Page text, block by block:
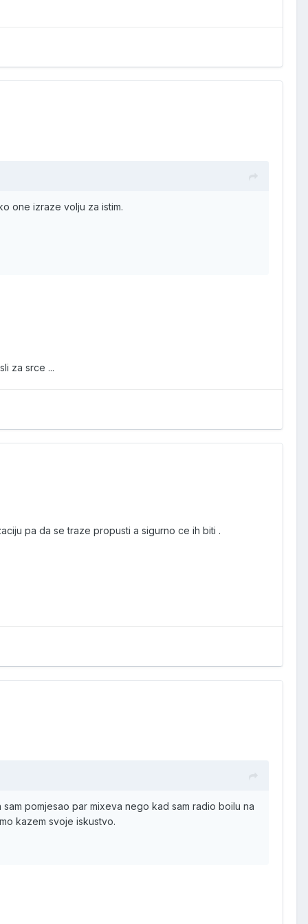
one izraze volju za istim.
za srce ...
pa da se traze propusti a sigurno ce ih biti .
pomjesao par mixeva nego kad sam radio boilu na
kazem svoje iskustvo.